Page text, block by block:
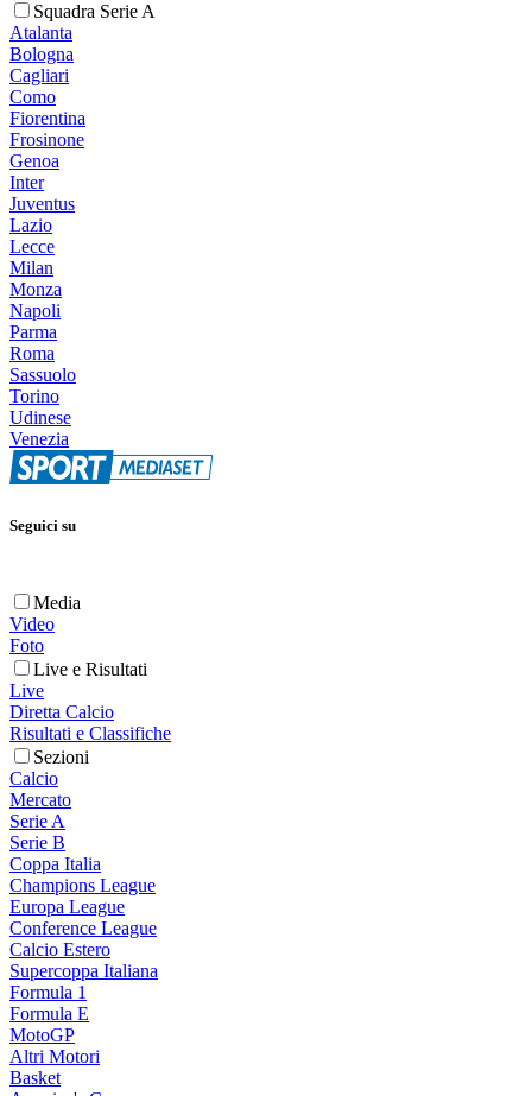
Squadra Serie A
Atalanta
Bologna
Cagliari
Como
Fiorentina
Frosinone
Genoa
Inter
Juventus
Lazio
Lecce
Milan
Monza
Napoli
Parma
Roma
Sassuolo
Torino
Udinese
Venezia
Seguici su
Media
Video
Foto
Live e Risultati
Live
Diretta Calcio
Risultati e Classifiche
Sezioni
Calcio
Mercato
Serie A
Serie B
Coppa Italia
Champions League
Europa League
Conference League
Calcio Estero
Supercoppa Italiana
Formula 1
Formula E
MotoGP
Altri Motori
Basket